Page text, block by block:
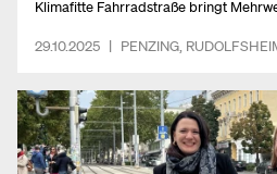
Klimafitte Fahrradstraße bringt
29.10.2025 | PENZING